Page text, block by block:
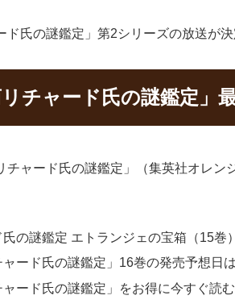
ド氏の謎鑑定」第2シリーズの放送が
チャード氏の謎鑑定」
チャード氏の謎鑑定」（集英社オレ
の謎鑑定 エトランジェの宝箱（15巻
ード氏の謎鑑定」16巻の発売予想日
ード氏の謎鑑定」をお得に今すぐ読